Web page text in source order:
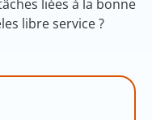
liées à la bonne
libre service ?